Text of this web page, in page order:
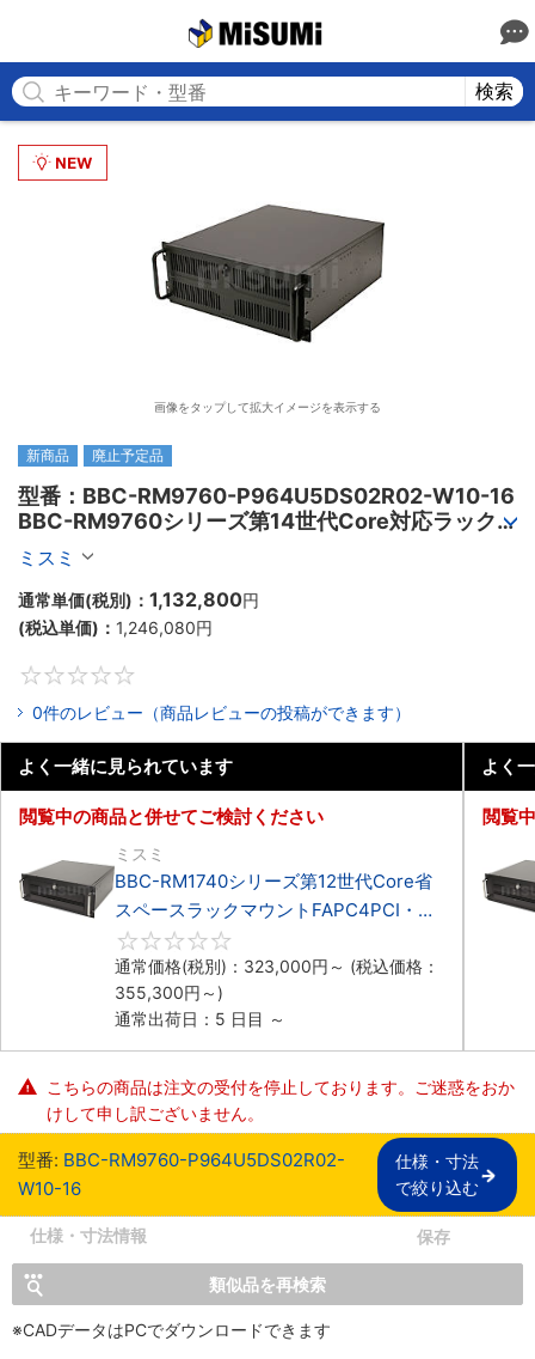
検索
画像をタップして拡大イメージを表示する
新商品 廃止予定品
型番：BBC-RM9760-P964U5DS02R02-W10-16
BBC-RM9760シリーズ第14世代Core対応ラック
マウント3PCIe
ミスミ
通常単価(税別)： 1,132,800円
(税込単価)： 1,246,080円
0件のレビュー（商品レビューの投稿ができます）
よく一緒に見られています
閲覧中の商品と併せてご検討ください
ミスミ
BBC-RM1740シリーズ第12世代Core省
スペースラックマウントFAPC4PCI・
3PCIe
通常価格(税別)： 323,000円 ～ (税込価格：
355,300円 ～)
通常出荷日：5 日目 ～
よく
閲覧
こちらの商品は注文の受付を停止しております。ご迷惑をおか
けして申し訳ございません。
型番: BBC-RM9760-P964U5DS02R02-
W10-16
仕様・寸法
で絞り込む
仕様・寸法情報 保存
類似品を再検索
※CADデータはPCでダウンロードできます